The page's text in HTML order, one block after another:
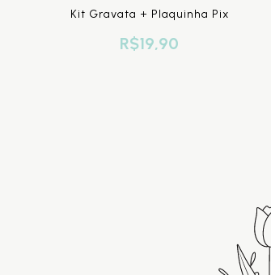
Kit Gravata + Plaquinha Pix
R$19,90